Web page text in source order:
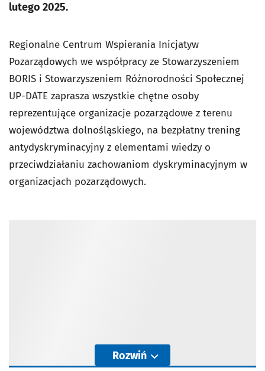
lutego 2025.
Regionalne Centrum Wspierania Inicjatyw
Pozarządowych we współpracy ze Stowarzyszeniem
BORIS i Stowarzyszeniem Różnorodności Społecznej
UP-DATE zaprasza wszystkie chętne osoby
reprezentujące organizacje pozarządowe z terenu
województwa dolnośląskiego, na bezpłatny trening
antydyskryminacyjny z elementami wiedzy o
przeciwdziałaniu zachowaniom dyskryminacyjnym w
organizacjach pozarządowych.
Rozwiń